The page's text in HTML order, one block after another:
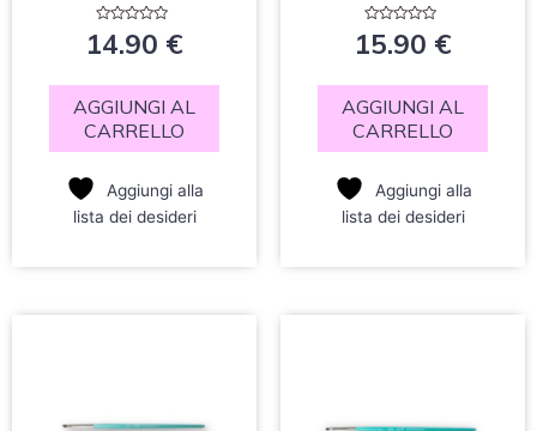
Valutato
0
su
14.90 €
AGGIUNGI AL
CARRELLO
Aggiungi alla
lista dei desideri
Valutato
su
15.90 €
AGGIUNGI AL
CARRELLO
Aggiungi alla
lista dei desideri